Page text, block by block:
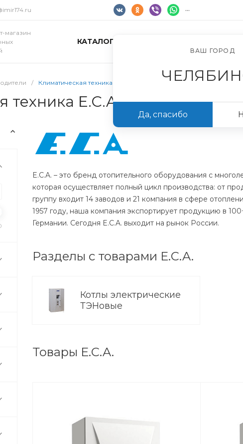
...
магазин
КАТАЛОГ ТОВАРОВ
/ Климатическая техника E.C.A.
техника E.C.A.
E.C.A. – это бренд отопительного оборудования с
которая осуществляет полный цикл производства: от
группу входит 14 заводов и 21 компания в сфере
1957 году, наша компания экспортирует продукцию в
Германии. Сегодня E.C.A. выходит на рынок России.
Разделы с товарами E.C.A.
Котлы электрические
ТЭНовые
Товары E.C.A.
ВАШ ГОРОД
Да, спасибо